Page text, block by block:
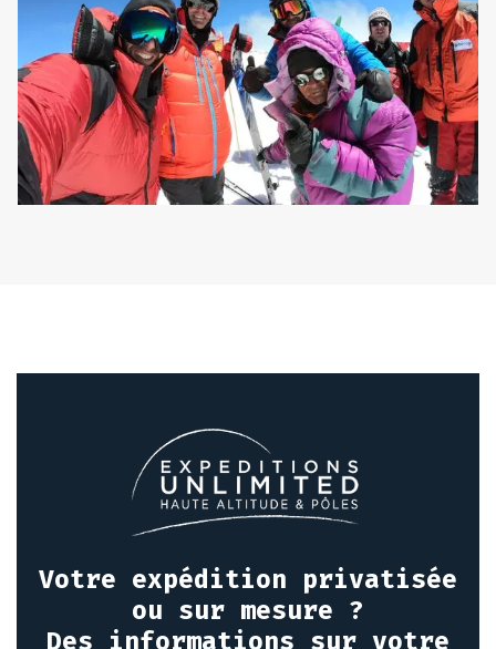
Votre expédition privatisée
ou sur mesure ?
Des informations sur votre